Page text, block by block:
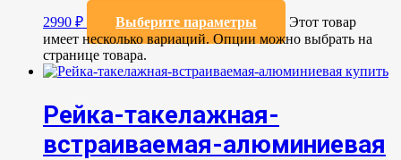
2990 ₽ Выберите параметры
Этот товар
имеет несколько вариаций. Опции можно выбрать на
странице товара.
Рейка-такелажная-
встраиваемая-алюминиевая